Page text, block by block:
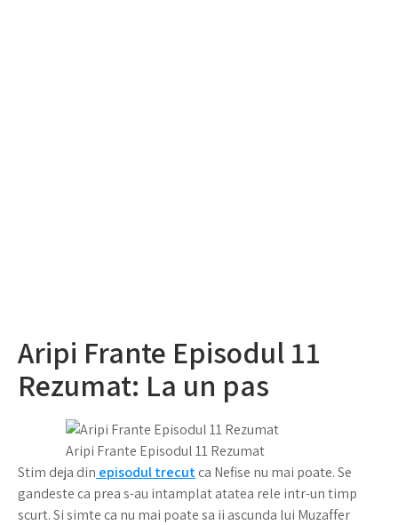
Aripi Frante Episodul 11
Rezumat: La un pas
Aripi Frante Episodul 11 Rezumat
Stim deja din episodul trecutca Nefise nu mai poate. Se
gandeste ca prea s-au intamplat atatea rele intr-un timp
scurt. Si simte ca nu mai poate sa ii ascunda lui Muzaffer